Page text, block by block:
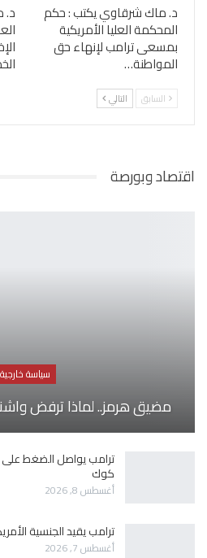
د. ماك شرقاوي يكتب : حكم
المحكمة العليا الأمريكية
بمسعى ترامب لإنهاء حق
المواطنة…
د.
السابق التالي
اقتصاد وبورصة
سياسة خارجية
مضيق هرمز.. لماذا ترفض
ترامب يواصل الضغط على
كوك
أغسطس 8, 2026
ترامب يقيد الجنسية
أغسطس 7, 2026